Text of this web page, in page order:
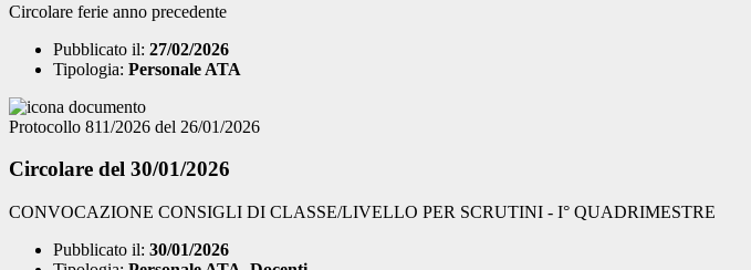
Circolare ferie anno precedente
Pubblicato il: 27/02/2026
Tipologia: Personale ATA
Protocollo 811/2026 del 26/01/2026
Circolare del 30/01/2026
CONVOCAZIONE CONSIGLI DI CLASSE/LIVELLO PER SCRUTINI - I° QUADRIMESTRE
Pubblicato il: 30/01/2026